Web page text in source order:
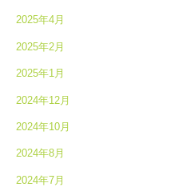
2025年4月
2025年2月
2025年1月
2024年12月
2024年10月
2024年8月
2024年7月